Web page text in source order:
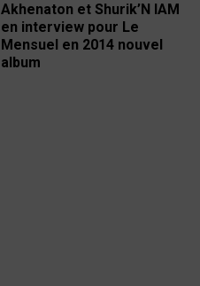
Akhenaton et Shurik’N IAM
en interview pour Le
Mensuel en 2014 nouvel
album